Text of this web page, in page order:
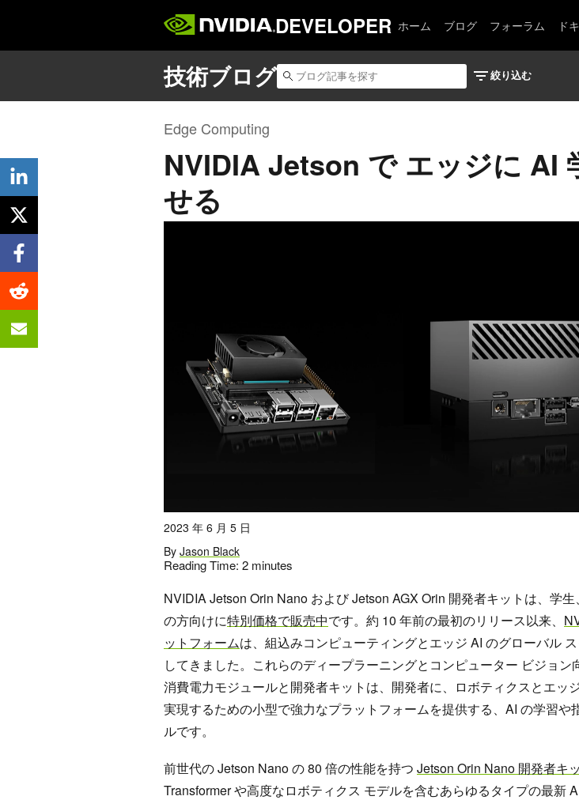
DEVELOPER ホーム ブログ フォーラム ド
Edge Computing
NVIDIA Jetson で エッジに AI
せる
2023 年 6 月 5 日
By Jason Black
Reading Time: 2 minutes
NVIDIA Jetson Orin Nano および Jetson AGX Orin 開発者キットは、学
の方向けに特別価格で販売中です。約 10 年前の最初のリリース以来、
ットフォームは、組込みコンピューティングとエッジ AI のグローバル
してきました。これらのディープラーニングとコンピューター ビジョン
消費電力モジュールと開発者キットは、開発者に、ロボティクスとエッ
実現するための小型で強力なプラットフォームを提供する、AI の学習や
ルです。
前世代の Jetson Nano の 80 倍の性能を持つ Jetson Orin Nano 開発者キ
Transformer や高度なロボティクス モデルを含むあらゆるタイプの最新